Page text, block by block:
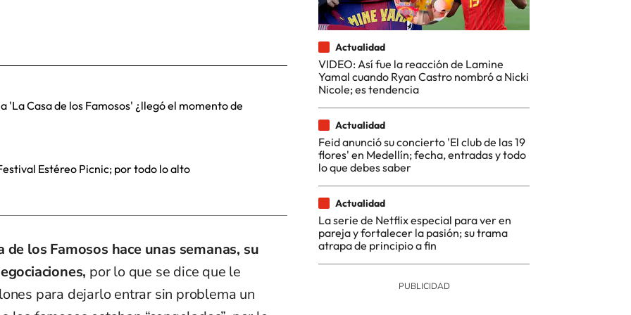
'La Casa de los Famosos' ¿llegó el momento de
Estéreo Picnic; por todo lo alto
de los Famosos hace unas semanas, su
por lo que se dice que le
para dejarlo entrar sin problema un
Actualidad
VIDEO: Así fue la reacción de Lamine
Yamal cuando Ryan Castro nombró a Nicki
Nicole; es tendencia
Actualidad
Feid anunció su concierto 'El club de las 19
flores' en Medellín; fecha, entradas y todo
lo que debes saber
Actualidad
La serie de Netflix especial para ver en
pareja y fortalecer la pasión; su trama
atrapa de principio a fin